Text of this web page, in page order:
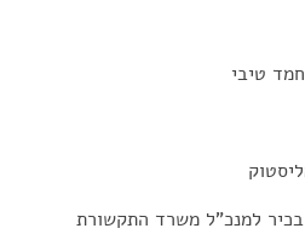
טיבי
למנכ"ל משרד התקשורת